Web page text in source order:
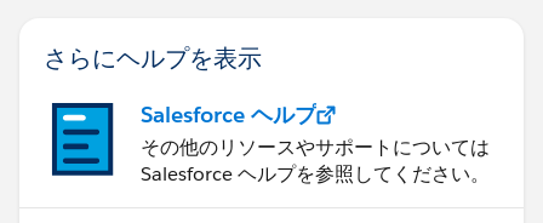
さらにヘルプを表示
Salesforce ヘルプ
その他のリソースやサポートについては
Salesforce ヘルプを参照してください。